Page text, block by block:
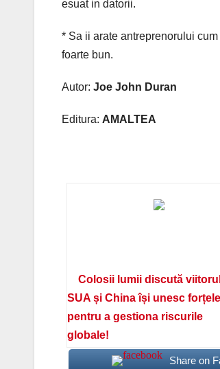
esuat in datorii.
* Sa ii arate antreprenorului
foarte bun.
Autor: Joe John Duran
Editura: AMALTEA
Colosii lumii discută
SUA și China își unesc forțele
pentru a gestiona riscurile
globale!
Share on